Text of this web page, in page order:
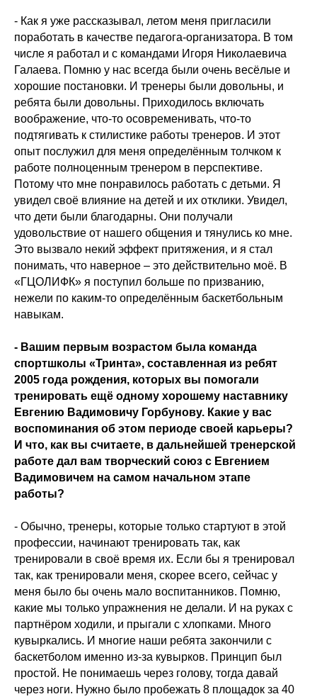
- Как я уже рассказывал, летом меня пригласили
поработать в качестве педагога-организатора. В том
числе я работал и с командами Игоря Николаевича
Галаева. Помню у нас всегда были очень весёлые и
хорошие постановки. И тренеры были довольны, и
ребята были довольны. Приходилось включать
воображение, что-то осовременивать, что-то
подтягивать к стилистике работы тренеров. И этот
опыт послужил для меня определённым толчком к
работе полноценным тренером в перспективе.
Потому что мне понравилось работать с детьми. Я
увидел своё влияние на детей и их отклики. Увидел,
что дети были благодарны. Они получали
удовольствие от нашего общения и тянулись ко мне.
Это вызвало некий эффект притяжения, и я стал
понимать, что наверное – это действительно моё. В
«ГЦОЛИФК» я поступил больше по призванию,
нежели по каким-то определённым баскетбольным
навыкам.
- Вашим первым возрастом была команда
спортшколы «Тринта», составленная из ребят
2005 года рождения, которых вы помогали
тренировать ещё одному хорошему наставнику
Евгению Вадимовичу Горбунову. Какие у вас
воспоминания об этом периоде своей карьеры?
И что, как вы считаете, в дальнейшей тренерской
работе дал вам творческий союз с Евгением
Вадимовичем на самом начальном этапе
работы?
- Обычно, тренеры, которые только стартуют в этой
профессии, начинают тренировать так, как
тренировали в своё время их. Если бы я тренировал
так, как тренировали меня, скорее всего, сейчас у
меня было бы очень мало воспитанников. Помню,
какие мы только упражнения не делали. И на руках с
партнёром ходили, и прыгали с хлопками. Много
кувыркались. И многие наши ребята закончили с
баскетболом именно из-за кувырков. Принцип был
простой. Не понимаешь через голову, тогда давай
через ноги. Нужно было пробежать 8 площадок за 40